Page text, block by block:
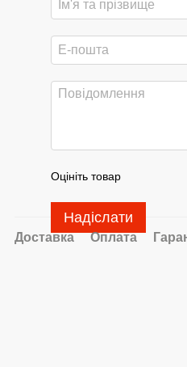
Оцініть товар
Надіслати
Доставка Оплата